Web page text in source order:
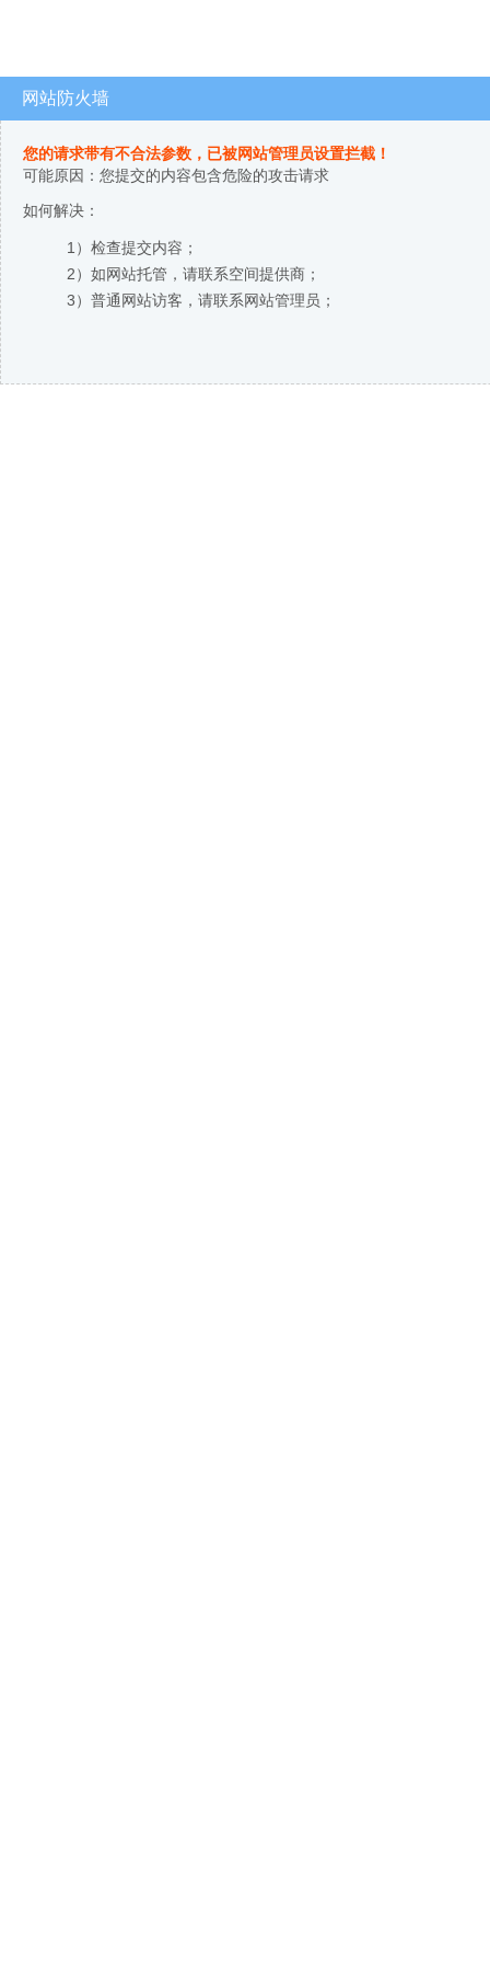
网站防火墙
您的请求带有不合法参数，已被网站管理员设置拦截！
可能原因：您提交的内容包含危险的攻击请求
如何解决：
1）检查提交内容；
2）如网站托管，请联系空间提供商；
3）普通网站访客，请联系网站管理员；